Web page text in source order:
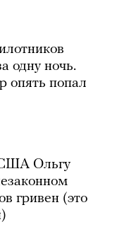
одну ночь.
опять попал
Ольгу
гривен (это